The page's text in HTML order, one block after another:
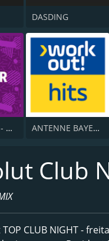
DASDING
Sunshine live - Die 90er ANTENNE BAYERN Workout Hits
Club
CLUB NIGHT -